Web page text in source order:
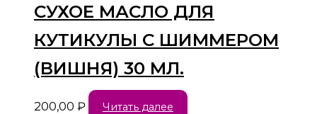
СУХОЕ МАСЛО ДЛЯ
КУТИКУЛЫ С ШИММЕРОМ
(ВИШНЯ) 30 МЛ.
200,00 ₽
Читать далее